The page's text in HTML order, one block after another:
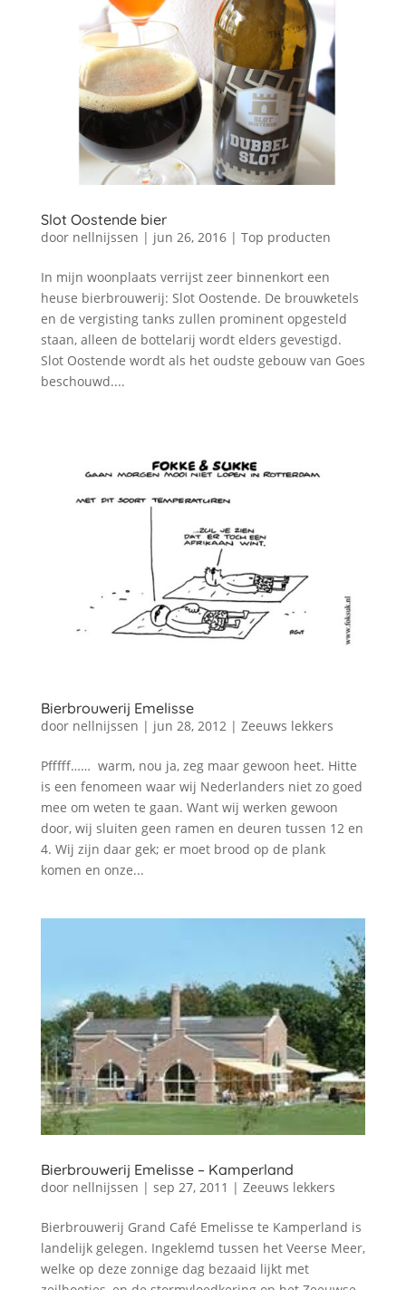
Slot Oostende bier
door nellnijssen | jun 26, 2016| Top producten
In mijn woonplaats verrijst zeer binnenkort een
heuse bierbrouwerij: Slot Oostende. De brouwketels
en de vergisting tanks zullen prominent opgesteld
staan, alleen de bottelarij wordt elders gevestigd.
Slot Oostende wordt als het oudste gebouw van Goes
beschouwd....
Bierbrouwerij Emelisse
door nellnijssen | jun 28, 2012| Zeeuws lekkers
Pfffff…… warm, nou ja, zeg maar gewoon heet. Hitte
is een fenomeen waar wij Nederlanders niet zo goed
mee om weten te gaan. Want wij werken gewoon
door, wij sluiten geen ramen en deuren tussen 12 en
4. Wij zijn daar gek; er moet brood op de plank
komen en onze...
Bierbrouwerij Emelisse – Kamperland
door nellnijssen | sep 27, 2011 | Zeeuws lekkers
Bierbrouwerij Grand Café Emelisse te Kamperland is
landelijk gelegen. Ingeklemd tussen het Veerse Meer,
welke op deze zonnige dag bezaaid lijkt met